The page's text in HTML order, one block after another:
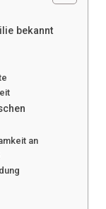
bekannt
an